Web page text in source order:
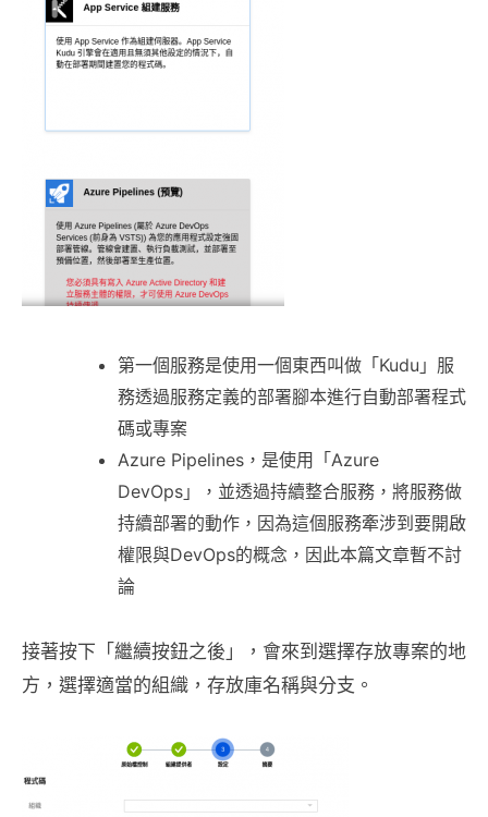
第一個服務是使用一個東西叫做「Kudu」服
務透過服務定義的部署腳本進行自動部署程式
碼或專案
Azure Pipelines，是使用「Azure
DevOps」，並透過持續整合服務，將服務做
持續部署的動作，因為這個服務牽涉到要開啟
權限與DevOps的概念，因此本篇文章暫不討
論
接著按下「繼續按鈕之後」，會來到選擇存放專案的地
方，選擇適當的組織，存放庫名稱與分支。